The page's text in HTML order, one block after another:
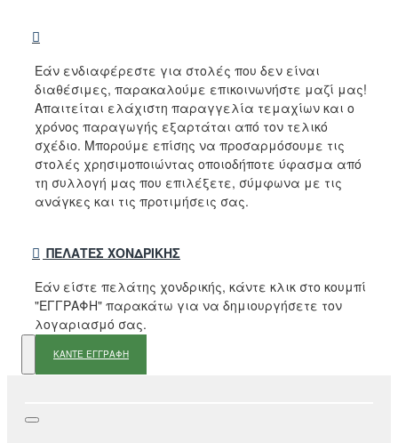
Εάν ενδιαφέρεστε για στολές που δεν είναι
διαθέσιμες, παρακαλούμε επικοινωνήστε μαζί μας!
Απαιτείται ελάχιστη παραγγελία τεμαχίων και ο
χρόνος παραγωγής εξαρτάται από τον τελικό
σχέδιο. Μπορούμε επίσης να προσαρμόσουμε τις
στολές χρησιμοποιώντας οποιοδήποτε ύφασμα από
τη συλλογή μας που επιλέξετε, σύμφωνα με τις
ανάγκες και τις προτιμήσεις σας.
ΠΕΛΆΤΕΣ ΧΟΝΔΡΙΚΉΣ
Εάν είστε πελάτης χονδρικής, κάντε κλικ στο κουμπί
"ΕΓΓΡΑΦΗ" παρακάτω για να δημιουργήσετε τον
λογαριασμό σας.
ΚΑΝΤΕ ΕΓΓΡΑΦΗ